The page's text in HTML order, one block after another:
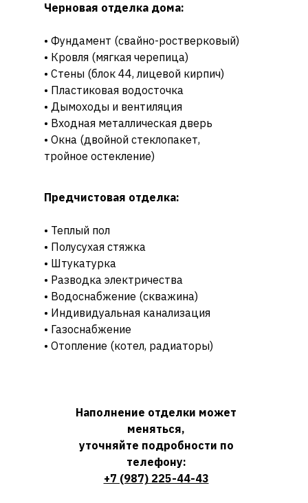
Черновая отделка дома:
• Фундамент (свайно-ростверковый)
• Кровля (мягкая черепица)
• Стены (блок 44, лицевой кирпич)
• Пластиковая водосточка
• Дымоходы и вентиляция
• Входная металлическая дверь
• Окна (двойной стеклопакет,
тройное остекление)
Предчистовая отделка:
• Теплый пол
• Полусухая стяжка
• Штукатурка
• Разводка электричества
• Водоснабжение (скважина)
• Индивидуальная канализация
• Газоснабжение
• Отопление (котел, радиаторы)
Наполнение отделки может
меняться,
уточняйте подробности по
телефону:
+7 (987) 225-44-43